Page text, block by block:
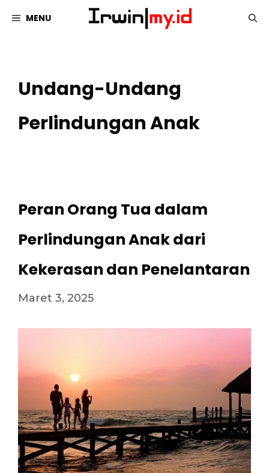
MENU
Undang-Undang
Perlindungan Anak
Peran Orang Tua dalam
Perlindungan Anak dari
Kekerasan dan Penelantaran
Maret 3, 2025